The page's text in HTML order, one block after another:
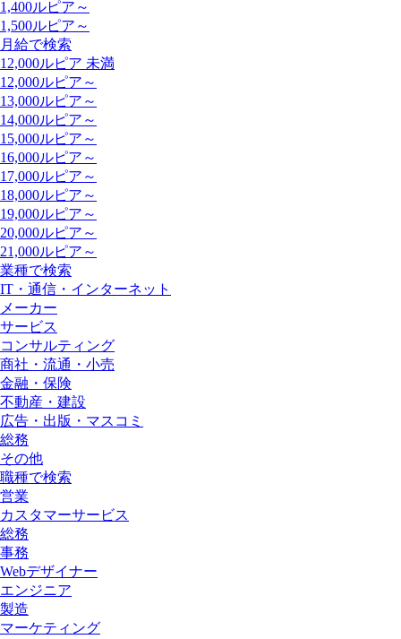
1,400ルピア～
1,500ルピア～
月給で検索
12,000ルピア 未満
12,000ルピア～
13,000ルピア～
14,000ルピア～
15,000ルピア～
16,000ルピア～
17,000ルピア～
18,000ルピア～
19,000ルピア～
20,000ルピア～
21,000ルピア～
業種で検索
IT・通信・インターネット
メーカー
サービス
コンサルティング
商社・流通・小売
金融・保険
不動産・建設
広告・出版・マスコミ
総務
その他
職種で検索
営業
カスタマーサービス
総務
事務
Webデザイナー
エンジニア
製造
マーケティング